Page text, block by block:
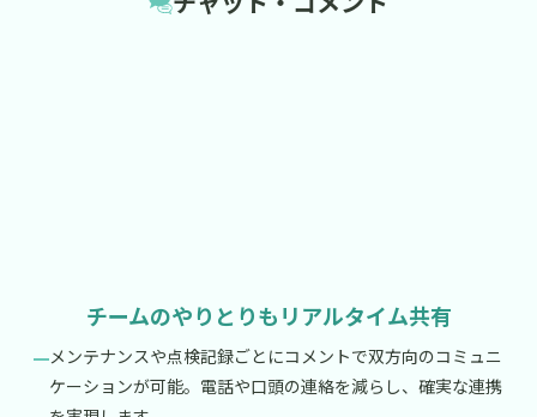
チームのやりとりもリアルタイム共有
メンテナンスや点検記録ごとにコメントで双方向のコミュニ
ケーションが可能。電話や口頭の連絡を減らし、確実な連携